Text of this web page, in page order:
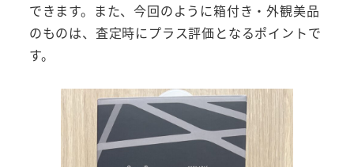
できます。また、今回のように箱付き・外観美品
のものは、査定時にプラス評価となるポイントで
す。